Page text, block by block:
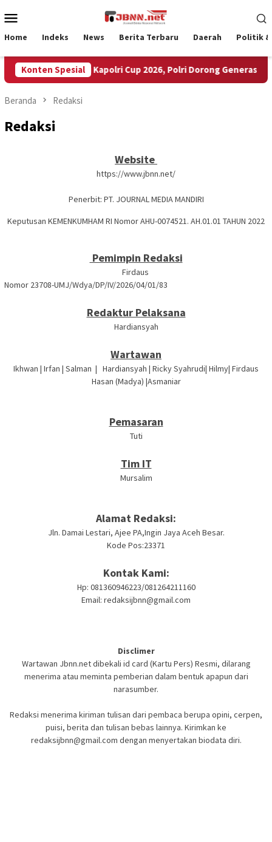
ke
Mobile
Home Indeks News Berita Terbaru Daerah Politik &
Konten Spesial
Peserta Ikuti Kapolri Cup 2026, Polri Dorong Generasi
Beranda Redaksi
Redaksi
Website
https://www.jbnn.net/
Penerbit: PT. JOURNAL MEDIA MANDIRI
Keputusan KEMENKUMHAM RI Nomor AHU-0074521. AH.01.01 TAHUN 2022
Pemimpin Redaksi
Firdaus
Nomor 23708-UMJ/Wdya/DP/IV/2026/04/01/83
Redaktur Pelaksana
Hardiansyah
Wartawan
Ikhwan | Irfan | Salman | Hardiansyah | Ricky Syahrudi| Hilmy| Firdaus
Hasan (Madya) |Asmaniar
Pemasaran
Tuti
Tim IT
Mursalim
Alamat Redaksi:
Jln. Damai Lestari, Ajee PA,Ingin Jaya Aceh Besar.
Kode Pos:23371
Kontak Kami:
Hp: 081360946223/081264211160
Email: redaksijbnn@gmail.com
Disclimer
Wartawan Jbnn.net dibekali id card (Kartu Pers) Resmi, dilarang
menerima atau meminta pemberian dalam bentuk apapun dari
narasumber.
Redaksi menerima kiriman tulisan dari pembaca berupa opini, cerpen,
puisi, berita dan tulisan bebas lainnya. Kirimkan ke
redaksijbnn@gmail.com dengan menyertakan biodata diri.